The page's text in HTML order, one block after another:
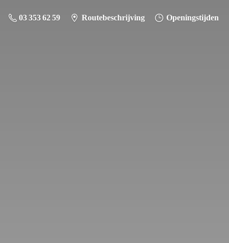
03 353 62 59 Routebeschrijving Openingstijden